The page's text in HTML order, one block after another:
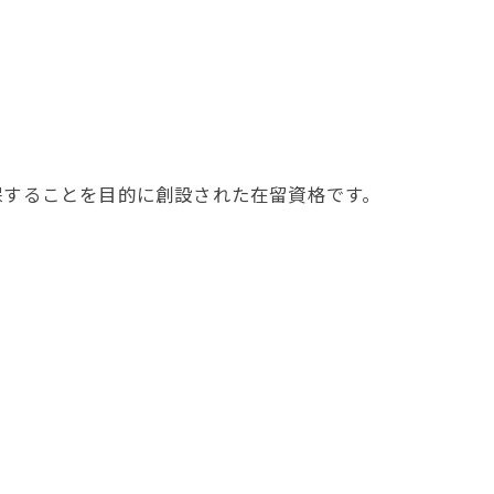
ことを目的に創設された在留資格です。